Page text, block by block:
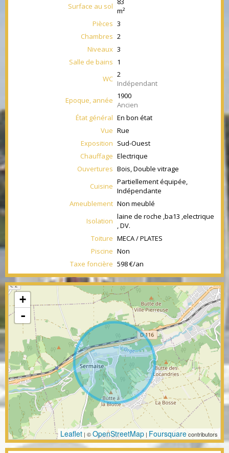
Surface au sol m²
Pièces 3
Chambres 2
Niveaux 3
Salle de bains 1
WC 2
Indépendant
Epoque, année 1900
Ancien
État général En bon état
Vue Rue
Exposition Sud-Ouest
Chauffage Electrique
Ouvertures Bois, Double vitrage
Cuisine Partiellement équipée,
Indépendante
Ameublement Non meublé
Isolation laine de roche ,ba13 ,electrique
, DV.
Toiture MECA / PLATES
Piscine Non
Taxe foncière 598 €/an
+
-
Leaflet | ©OpenStreetMap | Foursquarecontributors